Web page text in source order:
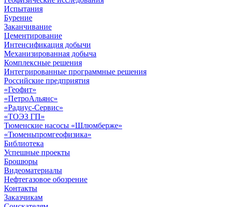
Испытания
Бурение
Заканчивание
Цементирование
Интенсификация добычи
Механизированная добыча
Комплексные решения
Интегрированные программные решения
Российские предприятия
«Геофит»
«ПетроАльянс»
«Радиус-Сервис»
«ТОЭЗ ГП»
Тюменские насосы «Шлюмберже»
«Тюменьпромгеофизика»
Библиотека
Успешные проекты
Брошюры
Видеоматериалы
Нефтегазовое обозрение
Контакты
Заказчикам